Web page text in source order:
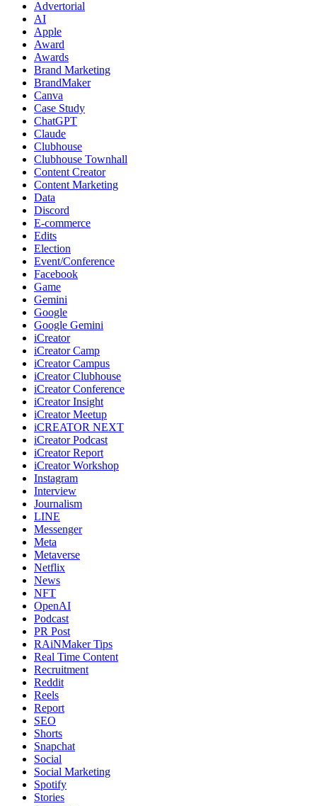
Advertorial
AI
Apple
Award
Awards
Brand Marketing
BrandMaker
Canva
Case Study
ChatGPT
Claude
Clubhouse
Clubhouse Townhall
Content Creator
Content Marketing
Data
Discord
E-commerce
Edits
Election
Event/Conference
Facebook
Game
Gemini
Google
Google Gemini
iCreator
iCreator Camp
iCreator Campus
iCreator Clubhouse
iCreator Conference
iCreator Insight
iCreator Meetup
iCREATOR NEXT
iCreator Podcast
iCreator Report
iCreator Workshop
Instagram
Interview
Journalism
LINE
Messenger
Meta
Metaverse
Netflix
News
NFT
OpenAI
Podcast
PR Post
RAiNMaker Tips
Real Time Content
Recruitment
Reddit
Reels
Report
SEO
Shorts
Snapchat
Social
Social Marketing
Spotify
Stories